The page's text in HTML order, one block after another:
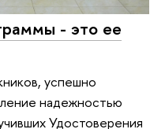
- это ее
успешно
надежностью
Удостоверения